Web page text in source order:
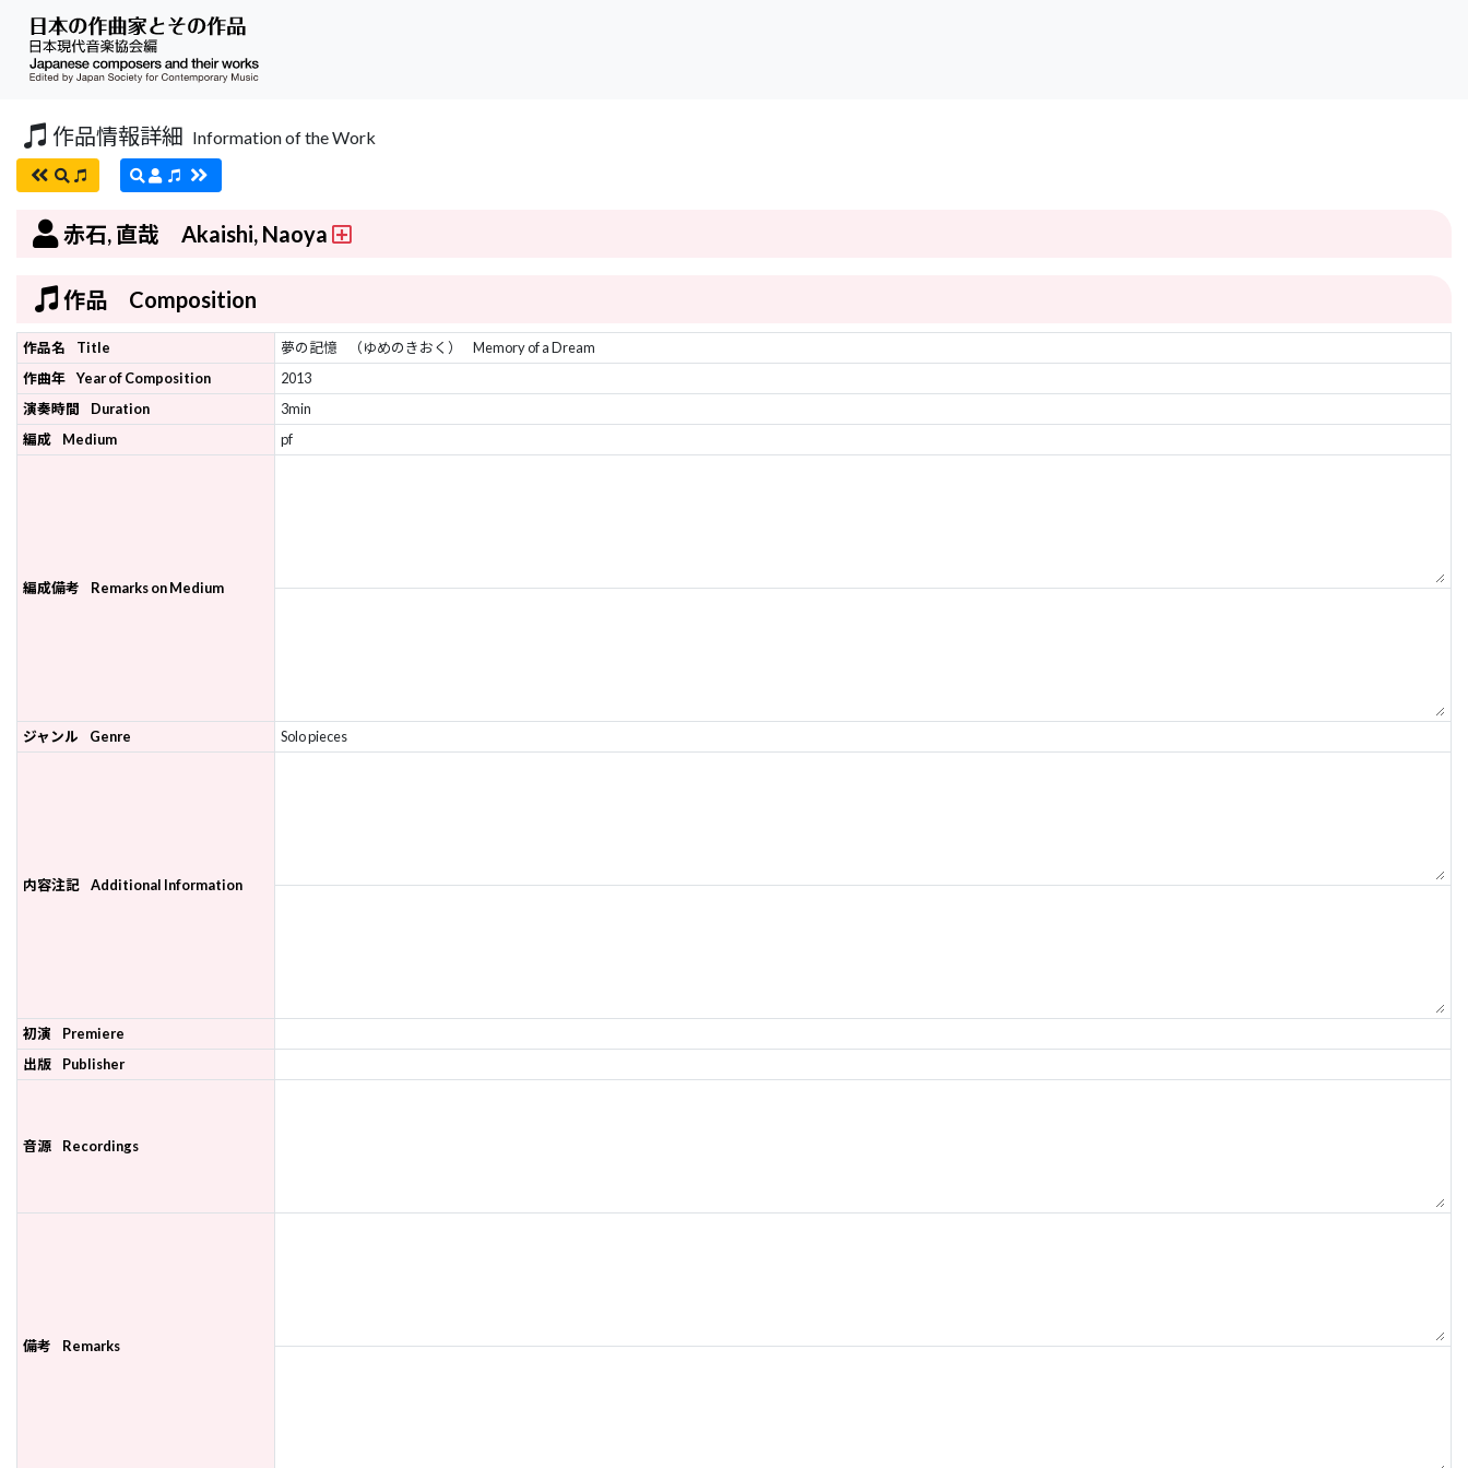
作品情報詳細 Information of the Work
赤石, 直哉 Akaishi, Naoya
作品 Composition
作品名 Title 夢の記憶 （ゆめのきおく）
Memory of a Dream
作曲年
Year of Composition
2013
演奏時間
Duration
3min
編成
Medium pf
編成備考 Remarks on Medium
ジャンル Genre Solo pieces
内容注記 Additional Information
初演
Premiere
出版
Publisher
音源 Recordings
備考 Remarks